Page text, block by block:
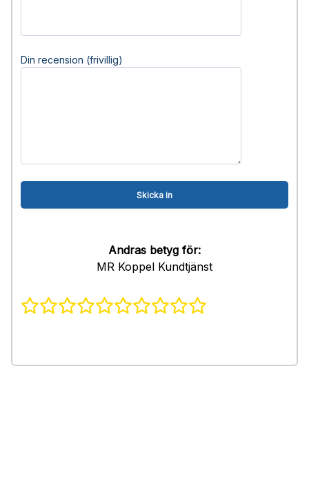
Din recension (frivillig)
Andras betyg för:
MR Koppel Kundtjänst